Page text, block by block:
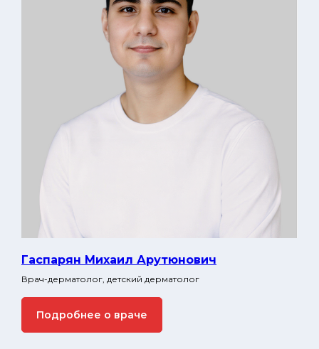
Гаспарян Михаил Арутюнович
Врач-дерматолог, детский дерматолог
Подробнее о враче